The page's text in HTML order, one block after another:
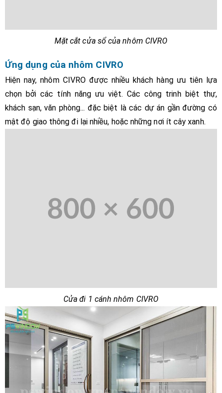
Mặt cắt cửa sổ của nhôm CIVRO
Ứng dụng của nhôm CIVRO
Hiện nay, nhôm CIVRO được nhiều khách hàng ưu tiên lựa
chọn bởi các tính năng ưu việt. Các công trinh biệt thự,
khách sạn, văn phòng... đặc biệt là các dự án gần đường có
mật độ giao thông đi lại nhiều, hoặc những nơi ít cây xanh.
Cửa đi 1 cánh nhôm CIVRO